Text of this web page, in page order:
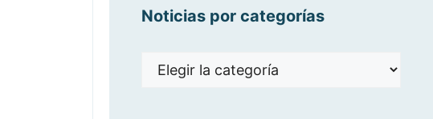
Noticias por categorías
Noticias